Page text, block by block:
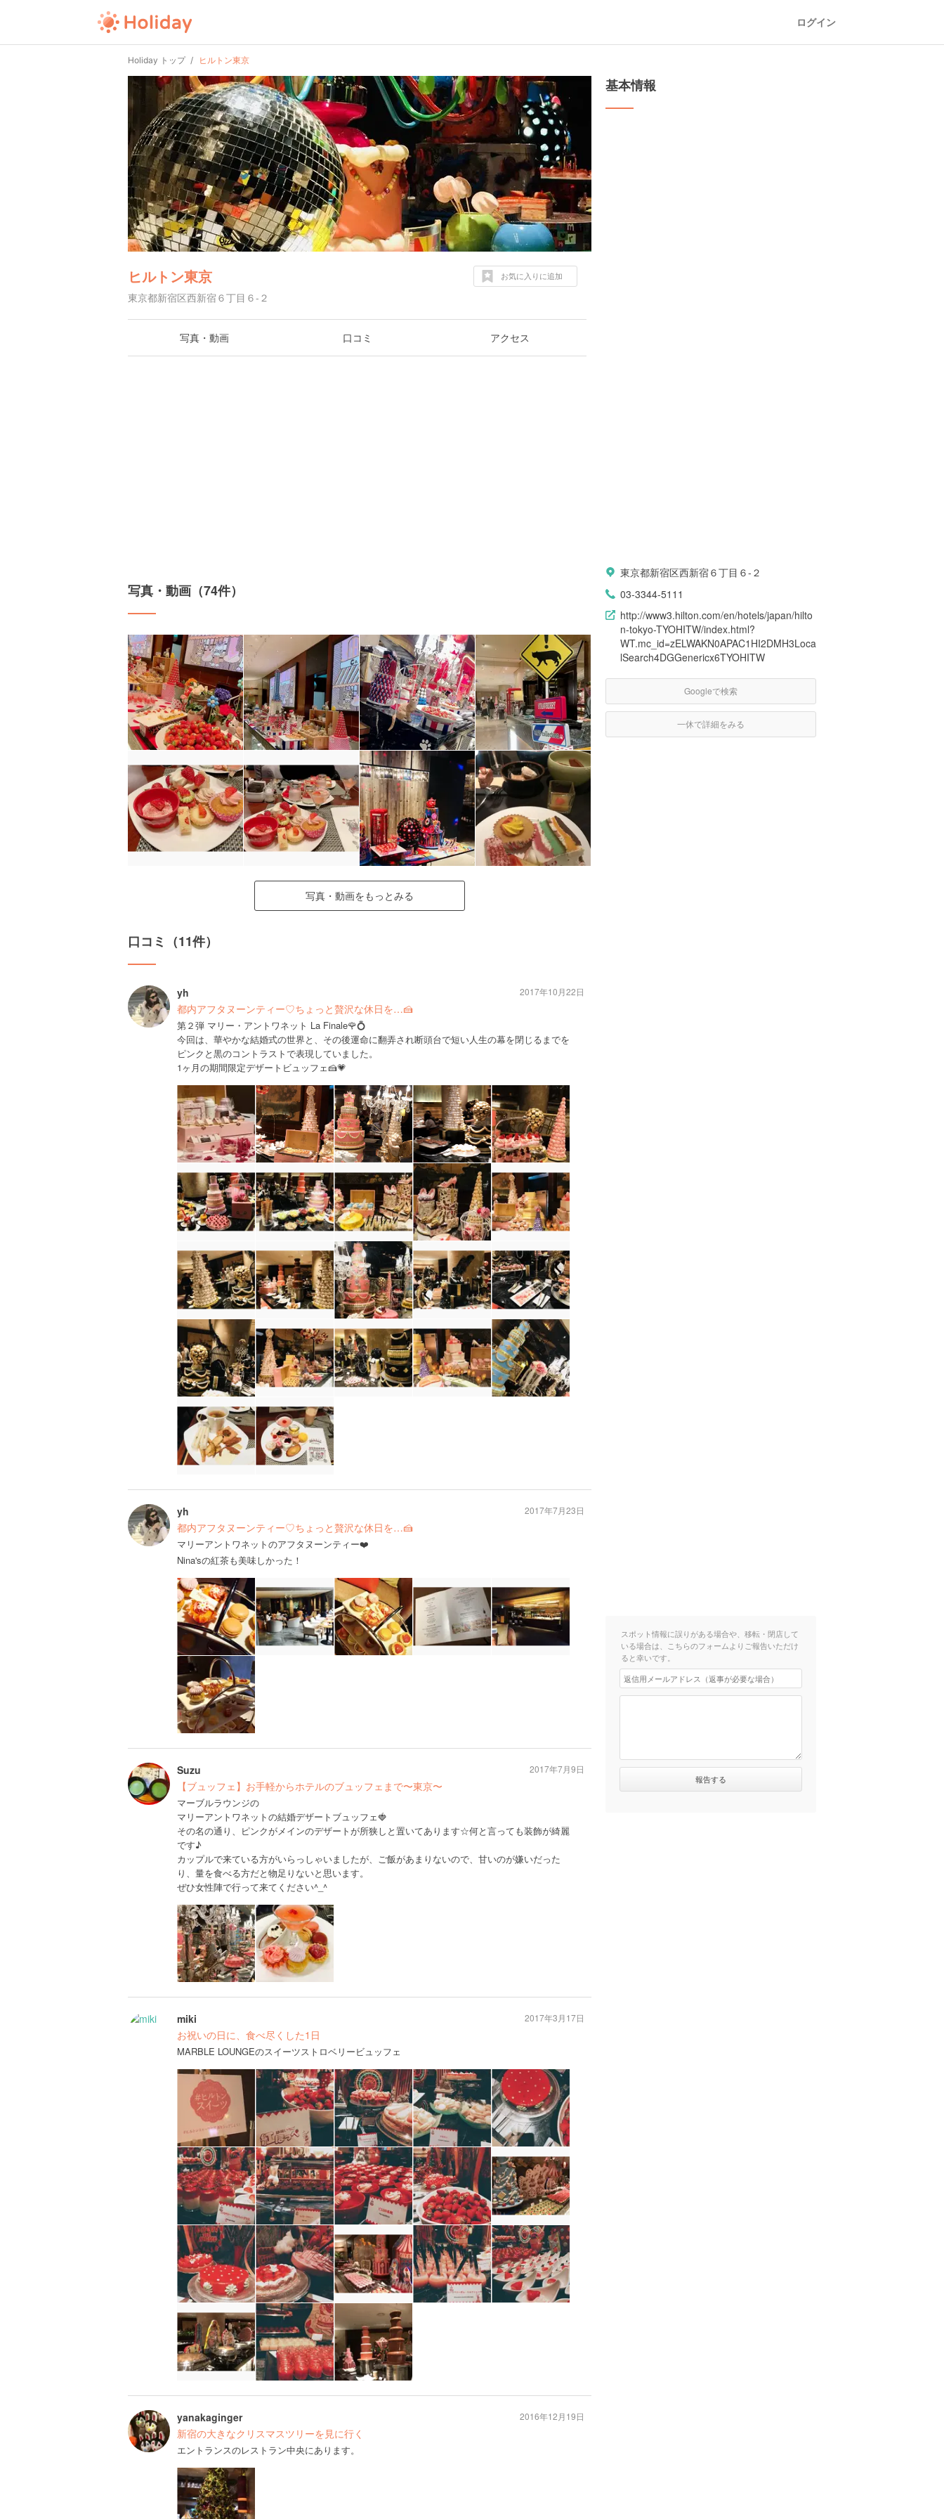
ログイン
Holiday トップ ヒルトン東京
ヒルトン東京
東京都新宿区西新宿６丁目６-２
お気に入りに追加
写真・動画 口コミ アクセス
写真・動画（74件）
写真・動画をもっとみる
口コミ（11件）
yh
都内アフタヌーンティー♡ちょっと贅沢な休日を…🍰
第２弾 マリー・アントワネット La Finale🌹💍
今回は、華やかな結婚式の世界と、その後運命に翻弄され断頭台で短い人生の幕を閉じるまでを
ピンクと黒のコントラストで表現していました。
1ヶ月の期間限定デザートビュッフェ🍰💗
2017年10月22日
yh
都内アフタヌーンティー♡ちょっと贅沢な休日を…🍰
マリーアントワネットのアフタヌーンティー❤️
Nina'sの紅茶も美味しかった！
2017年7月23日
Suzu
【ブュッフェ】お手軽からホテルのブュッフェまで〜東京〜
マーブルラウンジの
マリーアントワネットの結婚デザートブュッフェ🍓
その名の通り、ピンクがメインのデザートが所狭しと置いてあります☆何と言っても装飾が綺麗
です♪
カップルで来ている方がいらっしゃいましたが、ご飯があまりないので、甘いのが嫌いだった
り、量を食べる方だと物足りないと思います。
ぜひ女性陣で行って来てください^_^
2017年7月9日
miki
お祝いの日に、食べ尽くした1日
MARBLE LOUNGEのスイーツストロベリービュッフェ
2017年3月17日
yanakaginger
新宿の大きなクリスマスツリーを見に行く
エントランスのレストラン中央にあります。
2016年12月19日
基本情報
東京都新宿区西新宿６丁目６-２
03-3344-5111
http://www3.hilton.com/en/hotels/japan/hilto
n-tokyo-TYOHITW/index.html?
WT.mc_id=zELWAKN0APAC1HI2DMH3Loca
lSearch4DGGenericx6TYOHITW
Googleで検索
一休で詳細をみる
スポット情報に誤りがある場合や、移転・閉店して
いる場合は、こちらのフォームよりご報告いただけ
ると幸いです。